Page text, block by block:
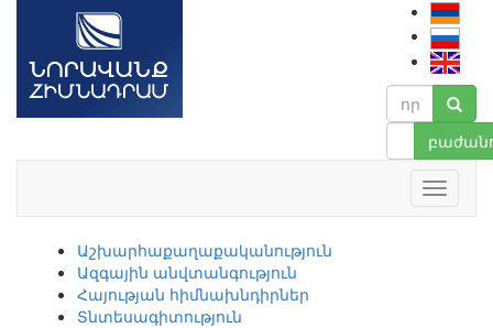
Աշխարհաքաղաքականություն
Ազգային անվտանգություն
Հայության հիմնախնդիրներ
Տնտեսագիտություն